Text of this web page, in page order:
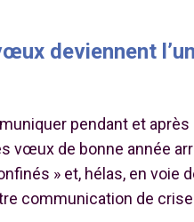
deviennent
pendant et
vœux de bonne année
» et, hélas, en voie
communication de crise